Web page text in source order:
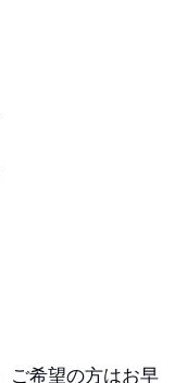
ご希望の方はお早